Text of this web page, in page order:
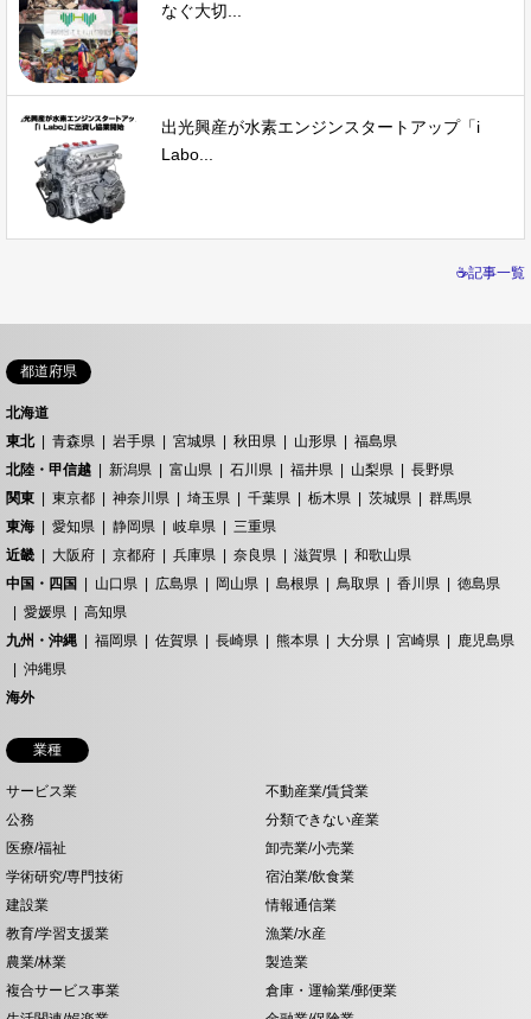
なぐ大切...
出光興産が水素エンジンスタートアップ「i
Labo...
☕記事一覧
都道府県
北海道
東北
青森県 岩手県 宮城県 秋田県 山形県
福島県
北陸・甲信越
新潟県 富山県 石川県 福井県 山梨県
長野県
関東
東京都 神奈川県 埼玉県 千葉県 栃木県 茨城県
群馬県
東海
愛知県 静岡県 岐阜県
三重県
近畿
大阪府 京都府 兵庫県 奈良県 滋賀県
和歌山県
中国・四国
山口県 広島県 岡山県 島根県 鳥取県 香川県
徳島県
愛媛県
高知県
九州・沖縄
福岡県 佐賀県 長崎県 熊本県 大分県 宮崎県
鹿児島県
沖縄県
海外
業種
サービス業
不動産業/賃貸業
公務
分類できない産業
医療/福祉
卸売業/小売業
学術研究/専門技術
宿泊業/飲食業
建設業
情報通信業
教育/学習支援業
漁業/水産
農業/林業
製造業
複合サービス事業
倉庫・運輸業/郵便業